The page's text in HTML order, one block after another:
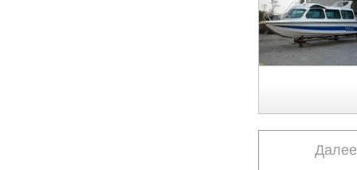
Далее